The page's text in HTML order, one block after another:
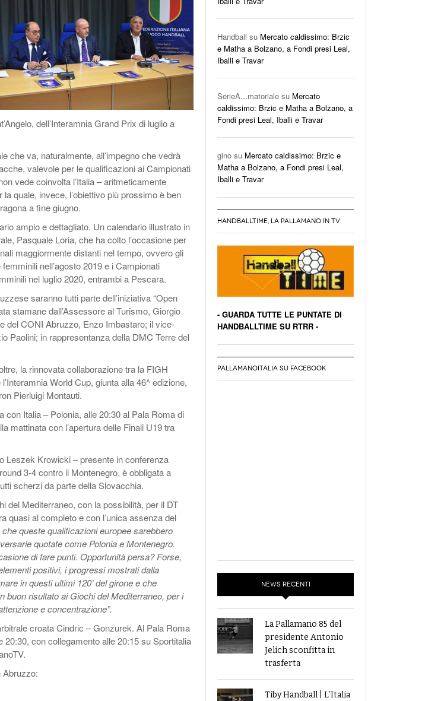
Con La 9^ Giornata- 1 December
View All
Nazionali | Riorganizzati Gli Staff Azzurri:
Hrupec Alla Femminile - 6 June 2018
View All
Nazionale F | Buona Italia A Montesilvano Ma
Vince La Polonia 25-33
View All
dell’Interamnia Grand Prix di luglio a
che va, naturalmente, all’impegno che vedrà
valevole per le qualificazioni ai Campionati
vede coinvolta l’Italia – aritmeticamente
quale, invece, l’obiettivo più prossimo è ben
a fine giugno.
ampio e dettagliato. Un calendario illustrato in
Pasquale Loria, che ha colto l’occasione per
maggiormente distanti nel tempo, ovvero gli
nell’agosto 2019 e i Campionati
nel luglio 2020, entrambi a Pescara.
saranno tutti parte dell’iniziativa “Open
stamane dall’Assessore al Turismo, Giorgio
del CONI Abruzzo, Enzo Imbastaro; il vice-
Paolini; in rappresentanza della DMC Terre del
la rinnovata collaborazione tra la FIGH
World Cup, giunta alla 46^ edizione,
Pierluigi Montauti.
Italia – Polonia, alle 20:30 al Pala Roma di
mattinata con l’apertura delle Finali U19 tra
Leszek Krowicki – presente in conferenza
3-4 contro il Montenegro, è obbligata a
scherzi da parte della Slovacchia.
del Mediterraneo, con la possibilità, per il DT
quasi al completo e con l’unica assenza del
che queste qualificazioni europee sarebbero
quotate come Polonia e Montenegro.
di fare punti. Opportunità persa? Forse,
positivi, i progressi mostrati dalla
in questi ultimi 120’ del girone e che
buon risultato ai Giochi del Mediterraneo, per i
e concentrazione”.
croata Cindric – Gonzurek. Al Pala Roma
20:30, con collegamento alle 20:15 su Sportitalia
Abruzzo:
Handball su Mercato caldissimo: Brzic
e Matha a Bolzano, a Fondi presi Leal,
Iballi e Travar
SerieA...matoriale su Mercato
caldissimo: Brzic e Matha a Bolzano, a
Fondi presi Leal, Iballi e Travar
gino su Mercato caldissimo: Brzic e
Matha a Bolzano, a Fondi presi Leal,
Iballi e Travar
HANDBALLTIME, LA PALLAMANO IN TV
- GUARDA TUTTE LE PUNTATE DI
HANDBALLTIME SU RTRR -
PALLAMANOITALIA SU FACEBOOK
NEWS RECENTI
La Pallamano 85 del
presidente Antonio
Jelich sconfitta in
trasferta
Tiby Handball | L’Italia